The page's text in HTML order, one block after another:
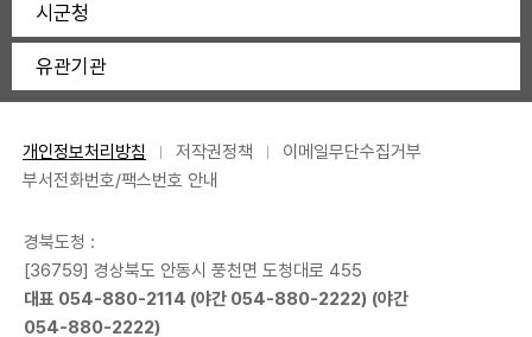
시군청
유관기관
개인정보처리방침 저작권정책
이메일무단수집거부
부서전화번호/팩스번호 안내
경북도청 :
[36759] 경상북도 안동시 풍천면 도청대로 455
대표 054-880-2114 (야간 054-880-2222) (야간
054-880-2222)